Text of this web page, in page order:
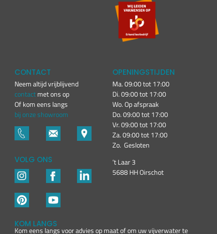
CONTACT
Neem altijd vrijblijvend
contactmet ons op
Of kom eens langs
bij onze showroom
VOLG ONS
OPENINGSTIJDEN
Ma. 09:00 tot 17:00
Di. 09:00 tot 17:00
Wo. Op afspraak
Do. 09:00 tot 17:00
Vr. 09:00 tot 17:00
Za. 09:00 tot 17:00
Zo. Gesloten
’t Laar 3
5688 HH Oirschot
KOM LANGS
Kom eens langs voor advies op maat of om uw vijverwater te